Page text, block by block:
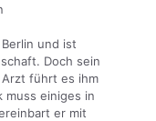
und ist
Doch sein
führt es ihm
muss einiges in
er mit